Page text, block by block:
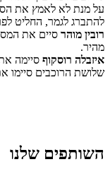
על מנת לא לאמץ את
להתברג לגמר, החליט
רובין מוהר
מהיר.
איזבלה רוסקוף סיימה את המסלול עם 5
שלושת הרוכבים סיימו
השותפים שלנו